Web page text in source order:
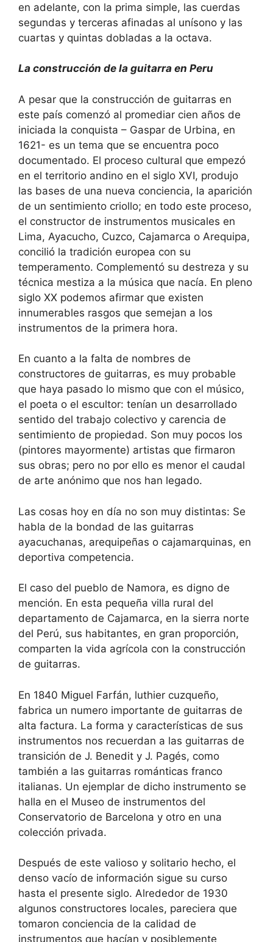
en adelante, con la prima simple, las cuerdas
segundas y terceras afinadas al unísono y las
cuartas y quintas dobladas a la octava.
La construcción de la guitarra en Peru
A pesar que la construcción de guitarras en
este país comenzó al promediar cien años de
iniciada la conquista – Gaspar de Urbina, en
1621- es un tema que se encuentra poco
documentado. El proceso cultural que empezó
en el territorio andino en el siglo XVI, produjo
las bases de una nueva conciencia, la aparición
de un sentimiento criollo; en todo este proceso,
el constructor de instrumentos musicales en
Lima, Ayacucho, Cuzco, Cajamarca o Arequipa,
concilió la tradición europea con su
temperamento. Complementó su destreza y su
técnica mestiza a la música que nacía. En pleno
siglo XX podemos afirmar que existen
innumerables rasgos que semejan a los
instrumentos de la primera hora.
En cuanto a la falta de nombres de
constructores de guitarras, es muy probable
que haya pasado lo mismo que con el músico,
el poeta o el escultor: tenían un desarrollado
sentido del trabajo colectivo y carencia de
sentimiento de propiedad. Son muy pocos los
(pintores mayormente) artistas que firmaron
sus obras; pero no por ello es menor el caudal
de arte anónimo que nos han legado.
Las cosas hoy en día no son muy distintas: Se
habla de la bondad de las guitarras
ayacuchanas, arequipeñas o cajamarquinas, en
deportiva competencia.
El caso del pueblo de Namora, es digno de
mención. En esta pequeña villa rural del
departamento de Cajamarca, en la sierra norte
del Perú, sus habitantes, en gran proporción,
comparten la vida agrícola con la construcción
de guitarras.
En 1840 Miguel Farfán, luthier cuzqueño,
fabrica un numero importante de guitarras de
alta factura. La forma y características de sus
instrumentos nos recuerdan a las guitarras de
transición de J. Benedit y J. Pagés, como
también a las guitarras románticas franco
italianas. Un ejemplar de dicho instrumento se
halla en el Museo de instrumentos del
Conservatorio de Barcelona y otro en una
colección privada.
Después de este valioso y solitario hecho, el
denso vacío de información sigue su curso
hasta el presente siglo. Alrededor de 1930
algunos constructores locales, pareciera que
tomaron conciencia de la calidad de
instrumentos que hacían y posiblemente